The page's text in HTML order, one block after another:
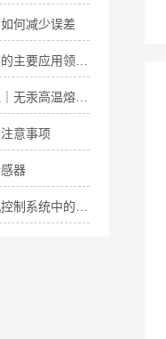
何减少误差
高温熔体压力变送器的主要应用领域和技术要求
绿色智造，安全测温｜无汞高温熔体压力变送器，重塑高温测量新标准
意事项
器